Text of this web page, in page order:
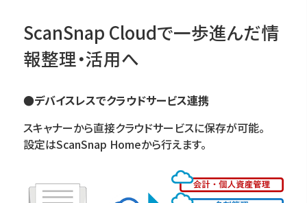
ScanSnap Cloudで一歩進んだ情
報整理・活用へ
●デバイスレスでクラウドサービス連携
スキャナーから直接クラウドサービスに保存が可能。
設定はScanSnap Homeから行えます。